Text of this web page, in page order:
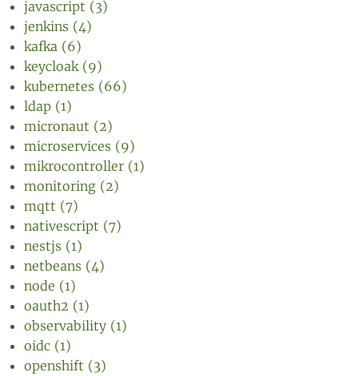
javascript (3)
jenkins (4)
kafka (6)
keycloak (9)
kubernetes (66)
ldap (1)
micronaut (2)
microservices (9)
mikrocontroller (1)
monitoring (2)
mqtt (7)
nativescript (7)
nestjs (1)
netbeans (4)
node (1)
oauth2 (1)
observability (1)
oidc (1)
openshift (3)